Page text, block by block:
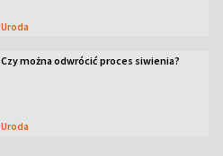
Uroda
Czy można odwrócić proces siwienia?
Uroda